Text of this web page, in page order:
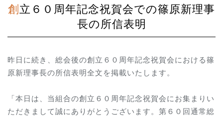
創立６０周年記念祝賀会での篠原新理事
長の所信表明
昨日に続き、総会後の創立６０周年記念祝賀会における篠
原新理事長の所信表明全文を掲載いたします。
「本日は、当組合の創立６０周年記念祝賀会にお集まりい
ただきまして誠にありがとうございます。第６０回通常総